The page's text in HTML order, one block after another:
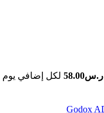
ر.س58.00 لكل إضافي يوم